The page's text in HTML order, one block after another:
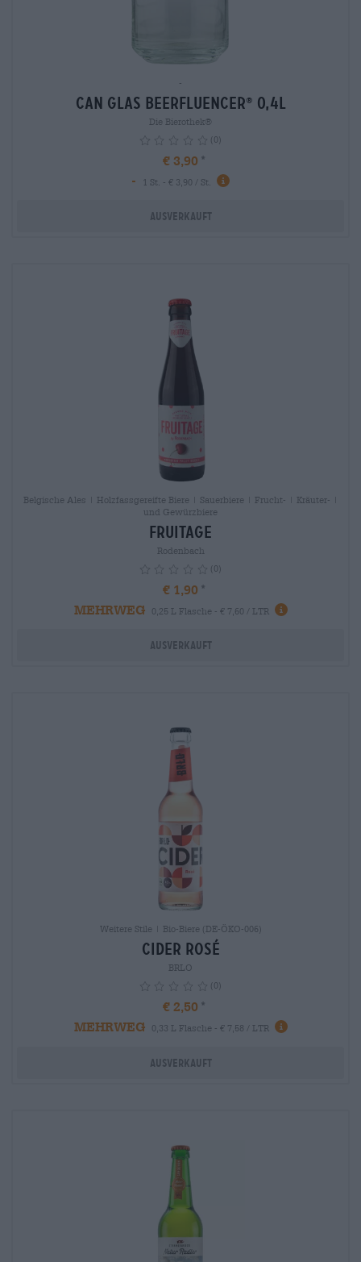
-
Can Glas Beerfluencer® 0,4L
Die Bierothek®
(0)
€ 3,90
-
1 St. - € 3,90 / St. info
Ausverkauft
Belgische Ales | Holzfassgereifte Biere | Sauerbiere | Frucht- | Kräuter- |
und Gewürzbiere
Fruitage
Rodenbach
(0)
€ 1,90
MEHRWEG
0,25 L Flasche - € 7,60 / LTR info
Ausverkauft
Weitere Stile | Bio-Biere (DE-ÖKO-006)
Cider Rosé
BRLO
(0)
€ 2,50
MEHRWEG
0,33 L Flasche - € 7,58 / LTR info
Ausverkauft